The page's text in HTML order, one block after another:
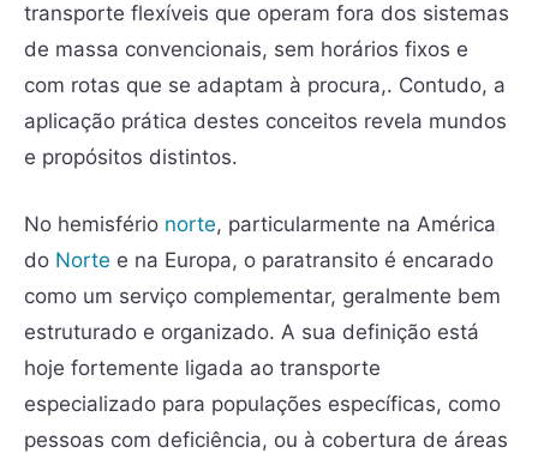
transporte flexíveis que operam fora dos sistemas
de massa convencionais, sem horários fixos e
com rotas que se adaptam à procura,. Contudo, a
aplicação prática destes conceitos revela mundos
e propósitos distintos.
No hemisfério norte, particularmente na América
do Norte e na Europa, o paratransito é encarado
como um serviço complementar, geralmente bem
estruturado e organizado. A sua definição está
hoje fortemente ligada ao transporte
especializado para populações específicas, como
pessoas com deficiência, ou à cobertura de áreas